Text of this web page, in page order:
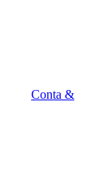
Conta &